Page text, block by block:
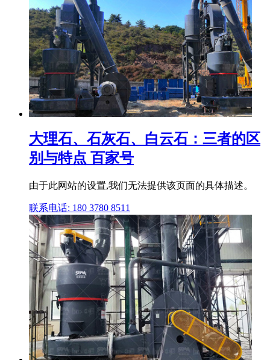
大理石、石灰石、白云石：三者的区
别与特点 百家号
由于此网站的设置,我们无法提供该页面的具体描述。
联系电话: 180 3780 8511